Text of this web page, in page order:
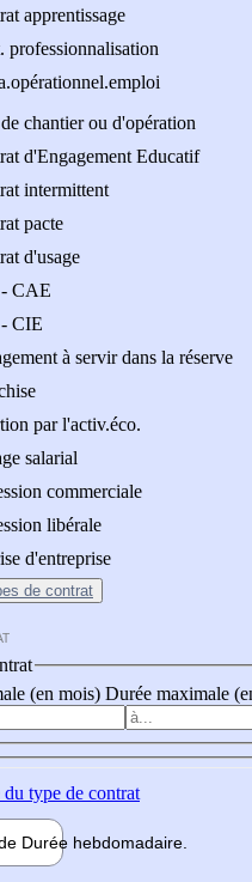
apprentissage
professionnalisation
chantier ou d'opération
d'Engagement Educatif
intermittent
pacte
d'usage
CAE
CIE
à servir dans la réserve
par l'activ.éco.
salarial
commerciale
libérale
d'entreprise
de contrat
(en mois) Durée maximale
type de contrat
Durée hebdomadaire